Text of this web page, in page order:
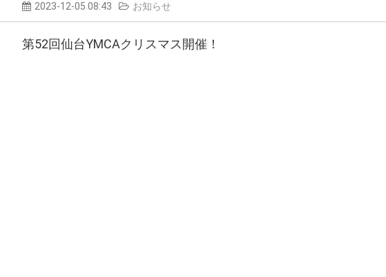
2023-12-05 08:43 お知らせ
第52回仙台YMCAクリスマス開催！